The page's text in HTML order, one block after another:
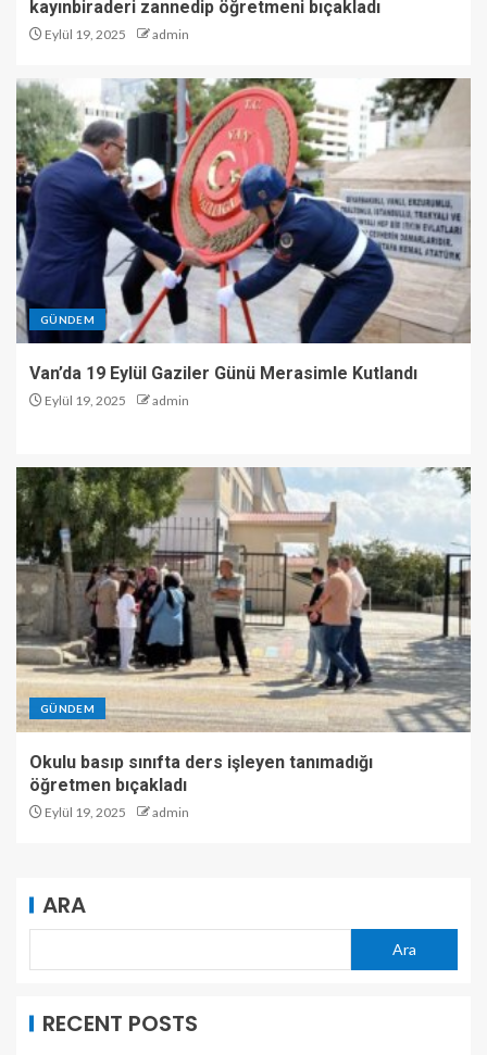
kayınbiraderi zannedip öğretmeni bıçakladı
Eylül 19, 2025 admin
GÜNDEM
Van’da 19 Eylül Gaziler Günü Merasimle Kutlandı
Eylül 19, 2025 admin
GÜNDEM
Okulu basıp sınıfta ders işleyen tanımadığı
öğretmen bıçakladı
Eylül 19, 2025 admin
ARA
Ara
RECENT POSTS